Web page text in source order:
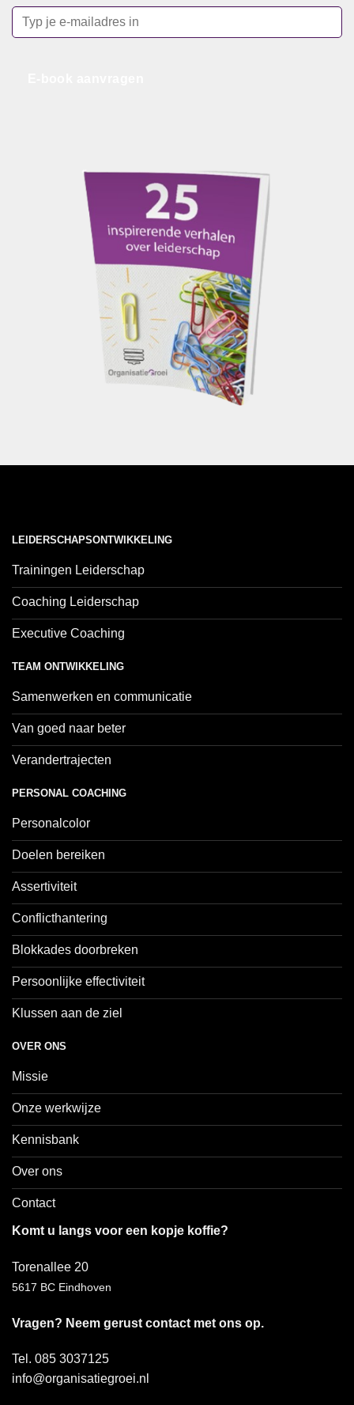
LEIDERSCHAPSONTWIKKELING
Trainingen Leiderschap
Coaching Leiderschap
Executive Coaching
TEAM ONTWIKKELING
Samenwerken en communicatie
Van goed naar beter
Verandertrajecten
PERSONAL COACHING
Personalcolor
Doelen bereiken
Assertiviteit
Conflicthantering
Blokkades doorbreken
Persoonlijke effectiviteit
Klussen aan de ziel
OVER ONS
Missie
Onze werkwijze
Kennisbank
Over ons
Contact
Komt u langs voor een kopje koffie?
Torenallee 20
5617 BC Eindhoven
Vragen? Neem gerust contact met ons op.
Tel. 085 3037125
info@organisatiegroei.nl